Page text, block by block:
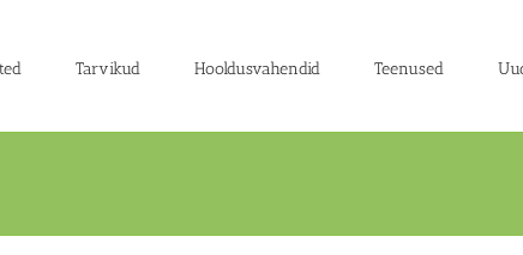
Tarvikud Hooldusvahendid Teenused